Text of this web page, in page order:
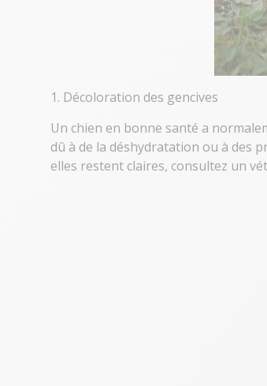
1. Décoloration des gencives
Un chien en bonne santé a
dû à de la déshydratation ou à des
elles restent claires, consultez un